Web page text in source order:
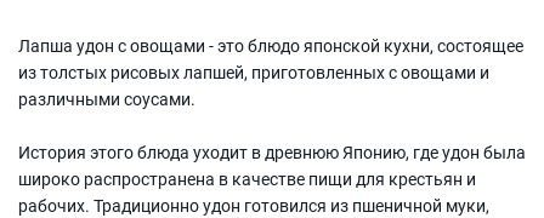
Лапша удон с овощами - это блюдо японской кухни, состоящее
из толстых рисовых лапшей, приготовленных с овощами и
различными соусами.
История этого блюда уходит в древнюю Японию, где удон была
широко распространена в качестве пищи для крестьян и
рабочих. Традиционно удон готовился из пшеничной муки,